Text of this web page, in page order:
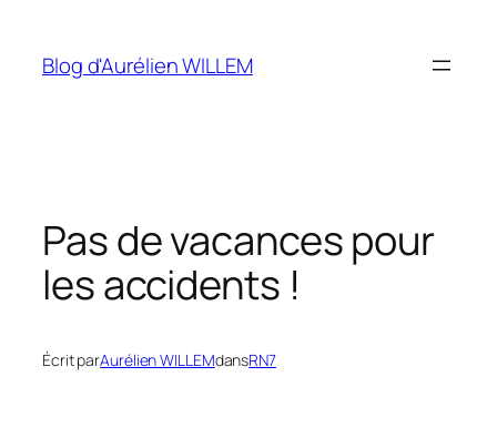
contenu
Blog d'Aurélien WILLEM
Pas de vacances pour
les accidents !
Écrit parAurélien WILLEMdansRN7